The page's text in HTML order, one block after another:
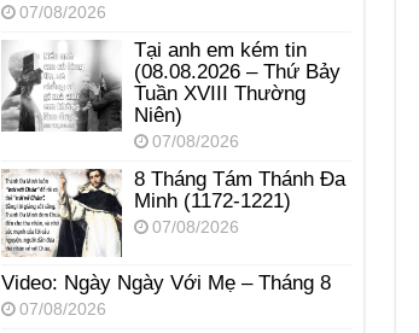
07/08/2026
Tại anh em kém tin
(08.08.2026 – Thứ Bảy
Tuần XVIII Thường
Niên)
07/08/2026
8 Tháng Tám Thánh Ða
Minh (1172-1221)
07/08/2026
Video: Ngày Ngày Với Mẹ – Tháng 8
07/08/2026